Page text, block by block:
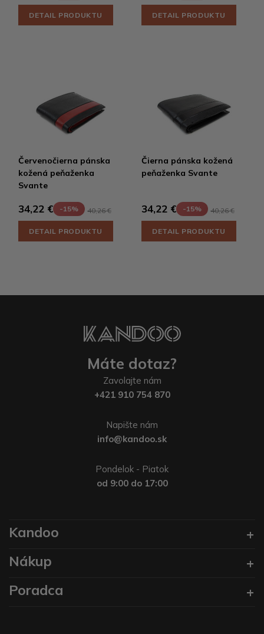
DETAIL PRODUKTU DETAIL PRODUKTU
Červenočierna pánska
kožená peňaženka
Svante
34,22 € -15% 40,26 €
DETAIL PRODUKTU
Čierna pánska kožená
peňaženka Svante
34,22 € -15% 40,26 €
DETAIL PRODUKTU
Máte dotaz?
Zavolajte nám
+421 910 754 870
Napište nám
info@kandoo.sk
Pondelok - Piatok
od 9:00 do 17:00
Kandoo
Nákup
Poradca